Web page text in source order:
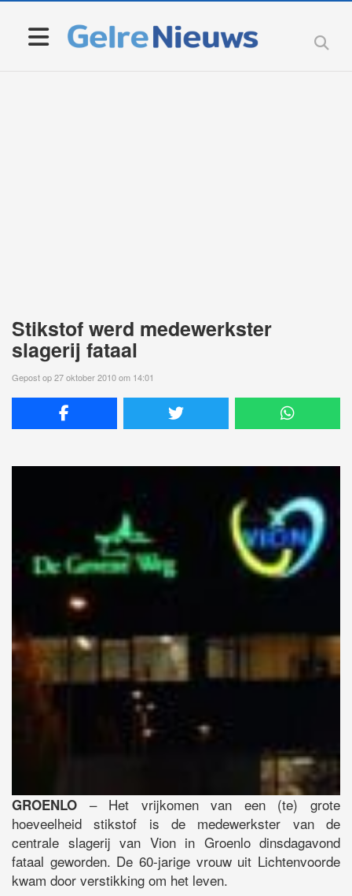
Stikstof werd medewerkster
slagerij fataal
Gepost op 27 oktober 2010 om 14:01
GROENLO – Het vrijkomen van een (te) grote
hoeveelheid stikstof is de medewerkster van de
centrale slagerij van Vion in Groenlo dinsdagavond
fataal geworden. De 60-jarige vrouw uit Lichtenvoorde
kwam door verstikking om het leven.